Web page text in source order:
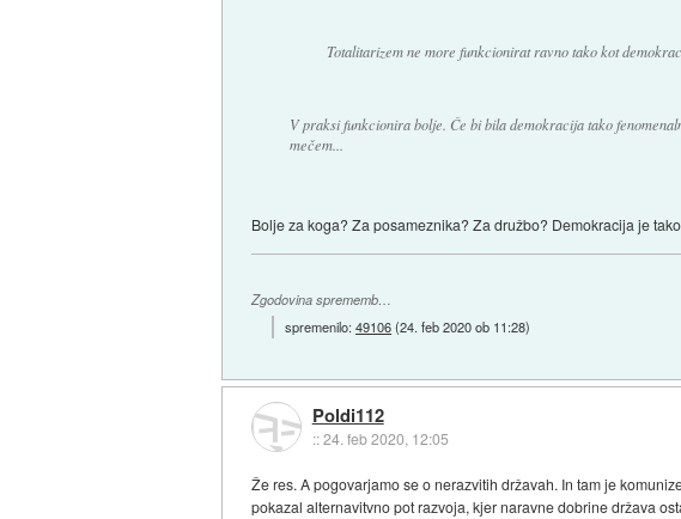
Totalitarizem ne more funkcionirat ravno tako kot
V praksi funkcionira bolje. Če bi bila demokracija tako
mečem...
Bolje za koga? Za posameznika? Za družbo? Demokracija je
Zgodovina sprememb…
spremenilo:49106(24. feb 2020 ob 11:28)
Poldi112
::24. feb 2020, 12:05
Že res. A pogovarjamo se o nerazvitih državah. In tam je
pokazal alternavitvno pot razvoja, kjer naravne dobrine država